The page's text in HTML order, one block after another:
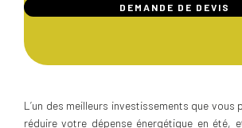
DEMANDE DE DEVIS
L’un des meilleurs investissements que vous
réduire votre dépense énergétique en été,